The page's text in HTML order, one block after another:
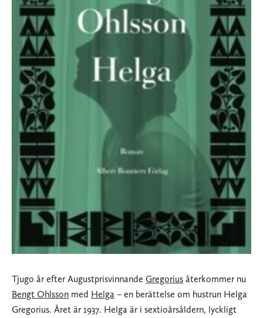
Tjugo år efter Augustprisvinnande Gregorius återkommer nu
Bengt Ohlsson med Helga – en berättelse om hustrun Helga
Gregorius. Året är 1937. Helga är i sextioårsåldern, lyckligt